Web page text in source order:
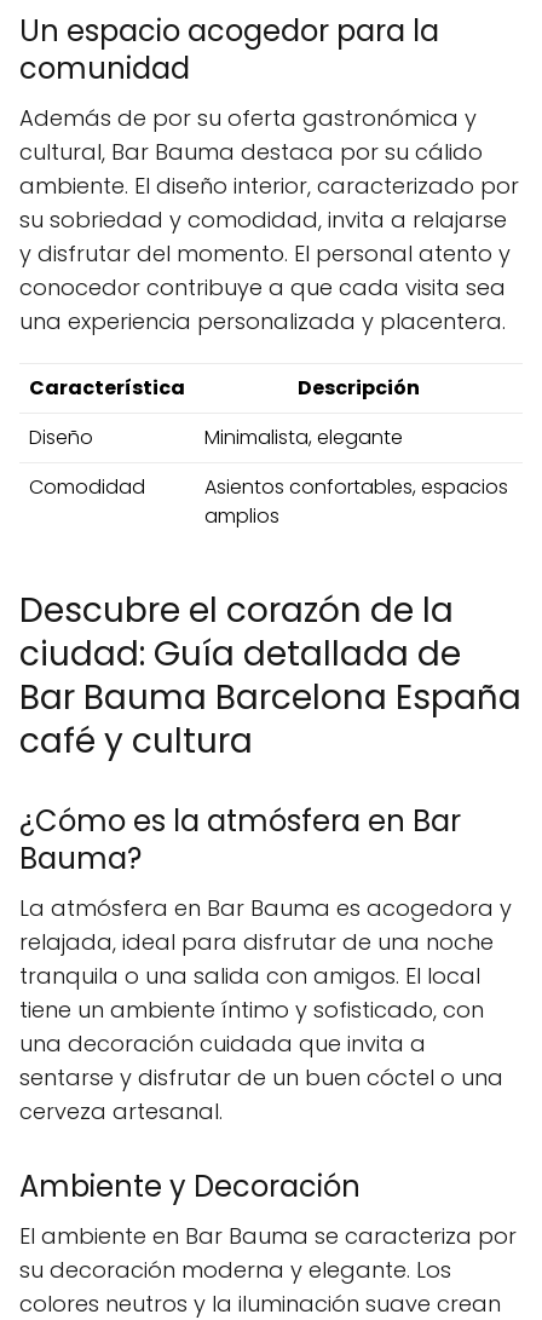
Un espacio acogedor para la
comunidad
Además de por su oferta gastronómica y
cultural, Bar Bauma destaca por su cálido
ambiente. El diseño interior, caracterizado por
su sobriedad y comodidad, invita a relajarse
y disfrutar del momento. El personal atento y
conocedor contribuye a que cada visita sea
una experiencia personalizada y placentera.
Característica
Descripción
Diseño
Minimalista, elegante
Comodidad
Asientos confortables, espacios
amplios
Descubre el corazón de la
ciudad: Guía detallada de
Bar Bauma Barcelona España
café y cultura
¿Cómo es la atmósfera en Bar
Bauma?
La atmósfera en Bar Bauma es acogedora y
relajada, ideal para disfrutar de una noche
tranquila o una salida con amigos. El local
tiene un ambiente íntimo y sofisticado, con
una decoración cuidada que invita a
sentarse y disfrutar de un buen cóctel o una
cerveza artesanal.
Ambiente y Decoración
El ambiente en Bar Bauma se caracteriza por
su decoración moderna y elegante. Los
colores neutros y la iluminación suave crean